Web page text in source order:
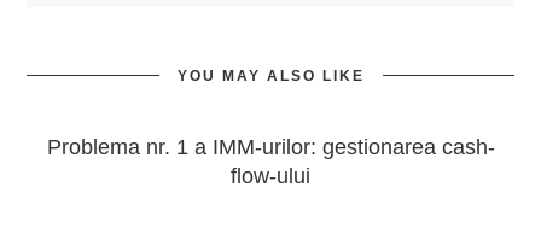
YOU MAY ALSO LIKE
Problema nr. 1 a IMM-urilor: gestionarea cash-
flow-ului